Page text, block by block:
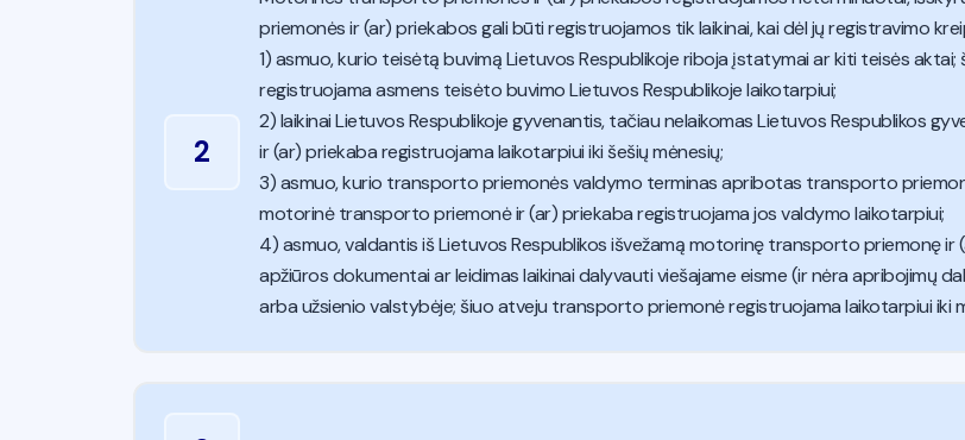
2
priemonės ir (ar) priekabos gali būti registruojamos tik laikinai, kai dėl jų registravimo
1) asmuo, kurio teisėtą buvimą Lietuvos Respublikoje riboja įstatymai ar kiti teisės
registruojama asmens teisėto buvimo Lietuvos Respublikoje laikotarpiui;
2) laikinai Lietuvos Respublikoje gyvenantis, tačiau nelaikomas Lietuvos Respublikos
ir (ar) priekaba registruojama laikotarpiui iki šešių mėnesių;
3) asmuo, kurio transporto priemonės valdymo terminas apribotas transporto
motorinė transporto priemonė ir (ar) priekaba registruojama jos valdymo laikotarpiui;
4) asmuo, valdantis iš Lietuvos Respublikos išvežamą motorinę transporto priemonę
apžiūros dokumentai ar leidimas laikinai dalyvauti viešajame eisme (ir nėra apribojimų
arba užsienio valstybėje; šiuo atveju transporto priemonė registruojama laikotarpiui iki